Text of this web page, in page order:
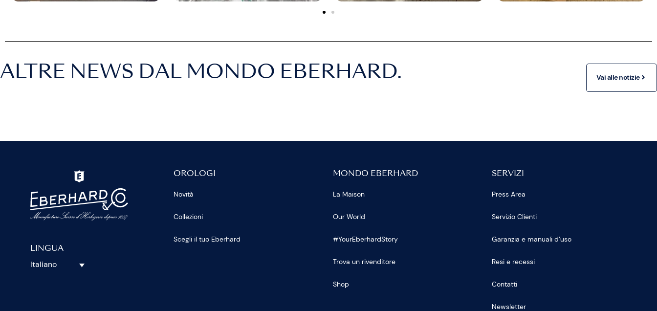
ALTRE NEWS DAL MONDO EBERHARD. Vai alle notizie
LINGUA
Italiano
OROLOGI
Novità
Collezioni
Scegli il tuo Eberhard
MONDO EBERHARD
La Maison
Our World
#YourEberhardStory
Trova un rivenditore
Shop
SERVIZI
Press Area
Servizio Clienti
Garanzia e manuali d’uso
Resi e recessi
Contatti
Newsletter